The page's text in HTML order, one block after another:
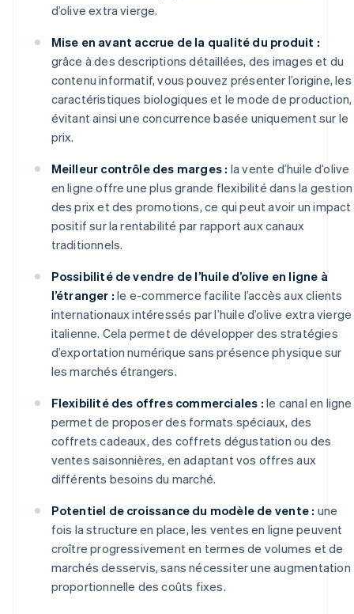
d’olive extra vierge.
Mise en avant accrue de la qualité du produit :
grâce à des descriptions détaillées, des images et du
contenu informatif, vous pouvez présenter l’origine, les
caractéristiques biologiques et le mode de production,
évitant ainsi une concurrence basée uniquement sur le
prix.
Meilleur contrôle des marges : la vente d’huile d’olive
en ligne offre une plus grande flexibilité dans la gestion
des prix et des promotions, ce qui peut avoir un impact
positif sur la rentabilité par rapport aux canaux
traditionnels.
Possibilité de vendre de l’huile d’olive en ligne à
l’étranger : le e-commerce facilite l’accès aux clients
internationaux intéressés par l’huile d’olive extra vierge
italienne. Cela permet de développer des stratégies
d’exportation numérique sans présence physique sur
les marchés étrangers.
Flexibilité des offres commerciales : le canal en ligne
permet de proposer des formats spéciaux, des
coffrets cadeaux, des coffrets dégustation ou des
ventes saisonnières, en adaptant vos offres aux
différents besoins du marché.
Potentiel de croissance du modèle de vente : une
fois la structure en place, les ventes en ligne peuvent
croître progressivement en termes de volumes et de
marchés desservis, sans nécessiter une augmentation
proportionnelle des coûts fixes.